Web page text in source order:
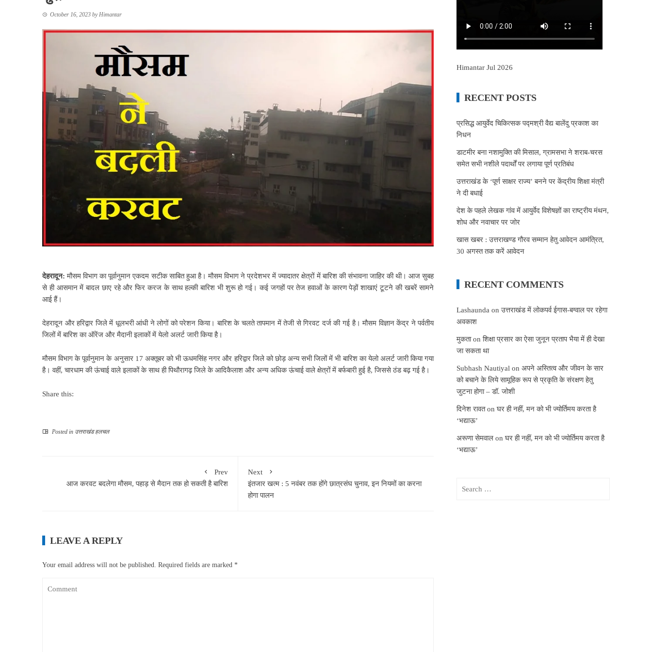
October 16, 2023 byHimantar
देहरादून: मौसम विभाग का पूर्वानुमान एकदम सटीक साबित हुआ है। मौसम विभाग ने प्रदेशभर में ज्यादातर क्षेत्रों में बारिश की संभावना जाहिर की थी। आज सुबह
से ही आसमान में बादल छाए रहे और फिर करज के साथ हल्की बारिश भी शुरू हो गई। कई जगहों पर तेज हवाओं के कारण पेड़ों शाखाएं टूटने की खबरें सामने
आई हैं।
देहरादून और हरिद्वार जिले में धूलभरी आंधी ने लोगों को परेशन किया। बारिश के चलते तापमान में तेजी से गिरवट दर्ज की गई है। मौसम विज्ञान केंद्र ने पर्वतीय
जिलों में बारिश का ऑरेंज और मैदानी इलाकों में येलो अलर्ट जारी किया है।
मौसम विभाग के पूर्वानुमान के अनुसार 17 अक्तूबर को भी ऊधमसिंह नगर और हरिद्वार जिले को छोड़ अन्य सभी जिलों में भी बारिश का येलो अलर्ट जारी किया गया
है। वहीं, चारधाम की ऊंचाई वाले इलाकों के साथ ही पिथौरागढ़ जिले के आदिकैलाश और अन्य अधिक ऊंचाई वाले क्षेत्रों में बर्फबारी हुई है, जिससे ठंड बढ़ गई है।
Share this:
Posted in उत्तराखंड हलचल
Prev
आज करवट बदलेगा मौसम, पहाड़ से मैदान तक हो सकती है बारिश
Next
इंतजार खत्म : 5 नवंबर तक होंगे छात्रसंघ चुनाव, इन नियमों का करना
होगा पालन
LEAVE A REPLY
Your email address will not be published. Required fields are marked *
Himantar Jul 2026
RECENT POSTS
प्रसिद्ध आयुर्वेद चिकित्सक पद्मश्री वैद्य बालेंदु प्रकाश का
निधन
डाटमीर बना नशामुक्ति की मिसाल, ग्रामसभा ने शराब-चरस
समेत सभी नशीले पदार्थों पर लगाया पूर्ण प्रतिबंध
उत्तराखंड के ‘पूर्ण साक्षर राज्य’ बनने पर केंद्रीय शिक्षा मंत्री
ने दी बधाई
देश के पहले लेखक गांव में आयुर्वेद विशेषज्ञों का राष्ट्रीय मंथन,
शोध और नवाचार पर जोर
खास खबर : उत्तराखण्ड गौरव सम्मान हेतु आवेदन आमंत्रित,
30 अगस्त तक करें आवेदन
RECENT COMMENTS
Lashaunda onउत्तराखंड में लोकपर्व ईगास-बग्वाल पर रहेगा
अवकाश
मुकताonशिक्षा प्रसार का ऐसा जुनून प्रताप भैया में ही देखा
जा सकता था
Subhash Nautiyal onअपने अस्तित्व और जीवन के सार
को बचाने के लिये सामूहिक रूप से प्रकृति के संरक्षण हेतु
जुटना होगा – डॉ. जोशी
दिनेश रावतonघर ही नहीं, मन को भी ज्योर्तिमय करता है
‘भद्याऊ’
अरूणा सेमवाल onघर ही नहीं, मन को भी ज्योर्तिमय करता है
‘भद्याऊ’